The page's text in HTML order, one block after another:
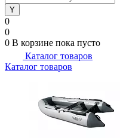
0
0
0 В корзине пока пусто
Каталог товаров
Каталог товаров